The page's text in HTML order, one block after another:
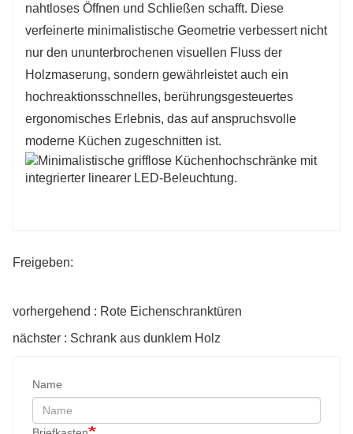
nahtloses Öffnen und Schließen schafft. Diese
verfeinerte minimalistische Geometrie verbessert nicht
nur den ununterbrochenen visuellen Fluss der
Holzmaserung, sondern gewährleistet auch ein
hochreaktionsschnelles, berührungsgesteuertes
ergonomisches Erlebnis, das auf anspruchsvolle
moderne Küchen zugeschnitten ist.
Freigeben:
vorhergehend : Rote Eichenschranktüren
nächster : Schrank aus dunklem Holz
Name